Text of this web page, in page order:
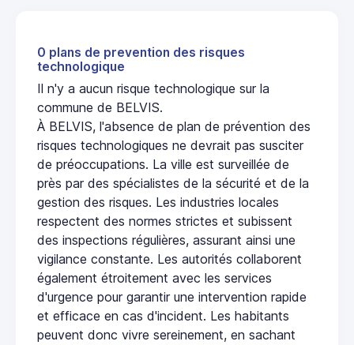
0 plans de prevention des risques
technologique
Il n'y a aucun risque technologique sur la
commune de BELVIS.
À BELVIS, l'absence de plan de prévention des
risques technologiques ne devrait pas susciter
de préoccupations. La ville est surveillée de
près par des spécialistes de la sécurité et de la
gestion des risques. Les industries locales
respectent des normes strictes et subissent
des inspections régulières, assurant ainsi une
vigilance constante. Les autorités collaborent
également étroitement avec les services
d'urgence pour garantir une intervention rapide
et efficace en cas d'incident. Les habitants
peuvent donc vivre sereinement, en sachant